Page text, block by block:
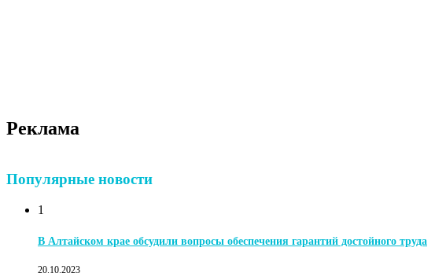
Реклама
Популярные новости
1
В Алтайском крае обсудили вопросы обеспечения гарантий достойного труда
20.10.2023